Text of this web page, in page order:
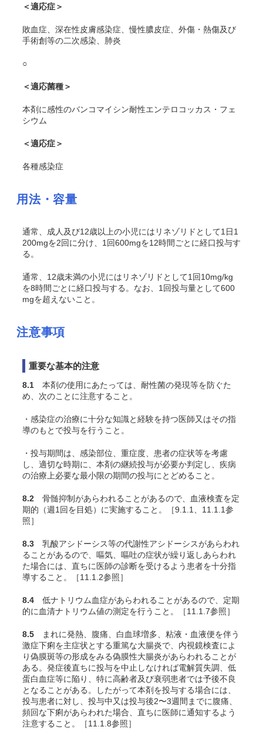
＜適応症＞
敗血症、深在性皮膚感染症、慢性膿皮症、外傷・熱傷及び
手術創等の二次感染、肺炎
○
＜適応菌種＞
本剤に感性のバンコマイシン耐性エンテロコッカス・フェ
シウム
＜適応症＞
各種感染症
用法・容量
通常、成人及び12歳以上の小児にはリネゾリドとして1日1
200mgを2回に分け、1回600mgを12時間ごとに経口投与す
る。
通常、12歳未満の小児にはリネゾリドとして1回10mg/kg
を8時間ごとに経口投与する。なお、1回投与量として600
mgを超えないこと。
注意事項
重要な基本的注意
8.1 本剤の使用にあたっては、耐性菌の発現等を防ぐた
め、次のことに注意すること。
・感染症の治療に十分な知識と経験を持つ医師又はその指
導のもとで投与を行うこと。
・投与期間は、感染部位、重症度、患者の症状等を考慮
し、適切な時期に、本剤の継続投与が必要か判定し、疾病
の治療上必要な最小限の期間の投与にとどめること。
8.2 骨髄抑制があらわれることがあるので、血液検査を定
期的（週1回を目処）に実施すること。［9.1.1、11.1.1参
照］
8.3 乳酸アシドーシス等の代謝性アシドーシスがあらわれ
ることがあるので、嘔気、嘔吐の症状が繰り返しあらわれ
た場合には、直ちに医師の診断を受けるよう患者を十分指
導すること。［11.1.2参照］
8.4 低ナトリウム血症があらわれることがあるので、定期
的に血清ナトリウム値の測定を行うこと。［11.1.7参照］
8.5 まれに発熱、腹痛、白血球増多、粘液・血液便を伴う
激症下痢を主症状とする重篤な大腸炎で、内視鏡検査によ
り偽膜斑等の形成をみる偽膜性大腸炎があらわれることが
ある。発症後直ちに投与を中止しなければ電解質失調、低
蛋白血症等に陥り、特に高齢者及び衰弱患者では予後不良
となることがある。したがって本剤を投与する場合には、
投与患者に対し、投与中又は投与後2〜3週間までに腹痛、
頻回な下痢があらわれた場合、直ちに医師に通知するよう
注意すること。［11.1.8参照］